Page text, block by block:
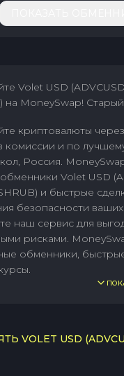
Volet USD
на MoneySwap!
криптовалюты
комиссии и по
Россия.
Volet USD
и быстрые
безопасности ваших
наш сервис для
рисками.
обменники,
VOLET USD